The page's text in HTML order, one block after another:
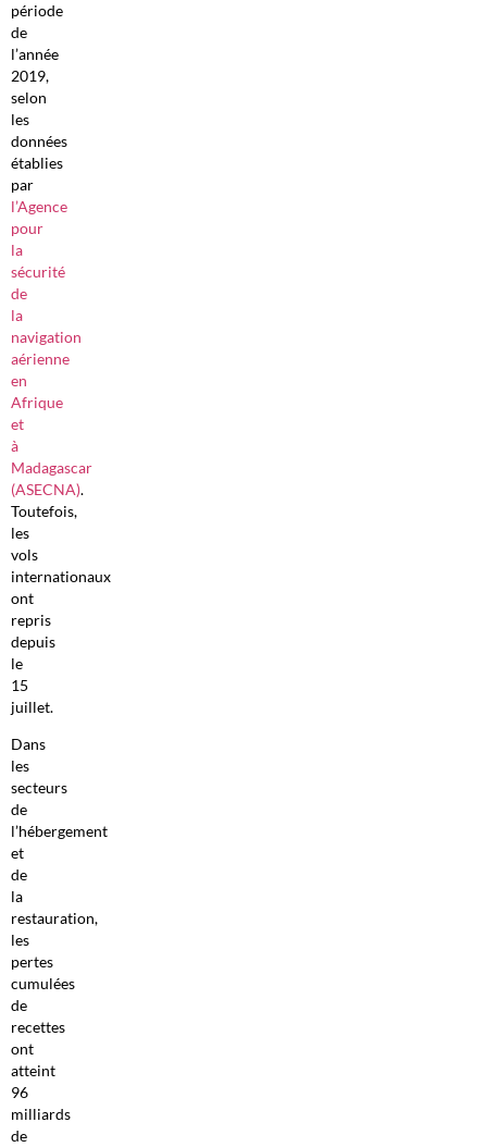
période
de
l’année
2019,
selon
les
données
établies
par
l’Agence
pour
la
sécurité
de
la
navigation
aérienne
en
Afrique
et
à
Madagascar
(ASECNA).
Toutefois,
les
vols
internationaux
ont
repris
depuis
le
15
juillet.
Dans
les
secteurs
de
l’hébergement
et
de
la
restauration,
les
pertes
cumulées
de
recettes
ont
atteint
96
milliards
de